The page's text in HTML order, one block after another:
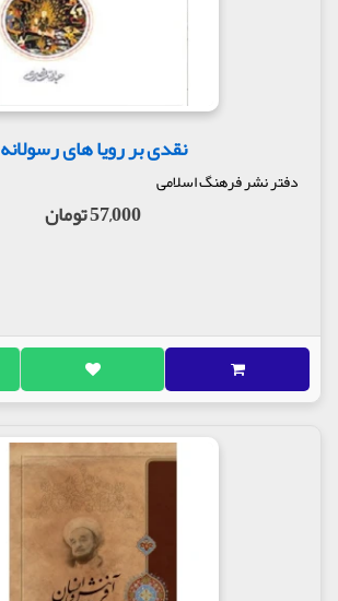
نقدی بر رویا های رسولانه
دفتر نشر فرهنگ اسلامی
57,000 تومان